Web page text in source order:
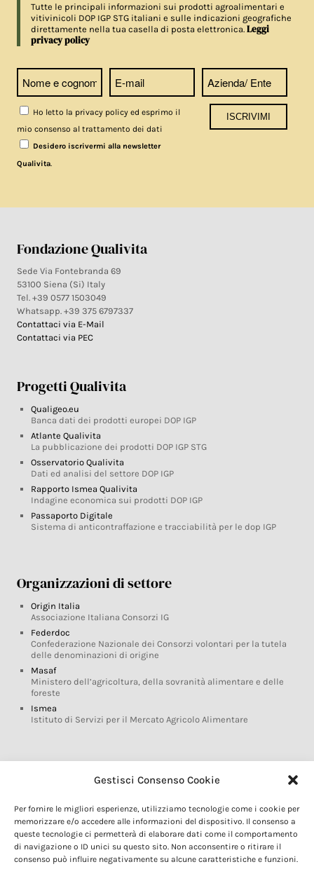
Gestisci Consenso Cookie
Per fornire le migliori esperienze, utilizziamo tecnologie come i cookie per
memorizzare e/o accedere alle informazioni del dispositivo. Il consenso a
queste tecnologie ci permetterà di elaborare dati come il comportamento
di navigazione o ID unici su questo sito. Non acconsentire o ritirare il
consenso può influire negativamente su alcune caratteristiche e funzioni.
Tutte le principali informazioni sui prodotti agroalimentari e
vitivinicoli DOP IGP STG italiani e sulle indicazioni geografiche
direttamente nella tua casella di posta elettronica.Leggi
privacy policy
Ho letto la privacy policy ed esprimo il
mio consenso al trattamento dei dati
Desidero iscrivermi alla newsletter
Qualivita.
Fondazione Qualivita
Sede Via Fontebranda 69
53100 Siena (Si) Italy
Tel. +39 0577 1503049
Whatsapp. +39 375 6797337
Contattaci via E-Mail
Contattaci via PEC
Progetti Qualivita
Qualigeo.eu
Banca dati dei prodotti europei DOP IGP
Atlante Qualivita
La pubblicazione dei prodotti DOP IGP STG
Osservatorio Qualivita
Dati ed analisi del settore DOP IGP
Rapporto Ismea Qualivita
Indagine economica sui prodotti DOP IGP
Passaporto Digitale
Sistema di anticontraffazione e tracciabilità per le dop IGP
Organizzazioni di settore
Origin Italia
Associazione Italiana Consorzi IG
Federdoc
Confederazione Nazionale dei Consorzi volontari per la tutela
delle denominazioni di origine
Masaf
Ministero dell’agricoltura, della sovranità alimentare e delle
foreste
Ismea
Istituto di Servizi per il Mercato Agricolo Alimentare
Glossario DOP IGP
Marchi DOP IGP
Normativa prodotti DOP IGP
Consorzi di Tutela
Farm To Fork e prodotti DOP IGP